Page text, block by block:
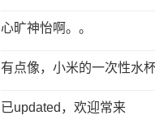
心旷神怡啊。。
有点像，小米的一次性水
已updated，欢迎常来